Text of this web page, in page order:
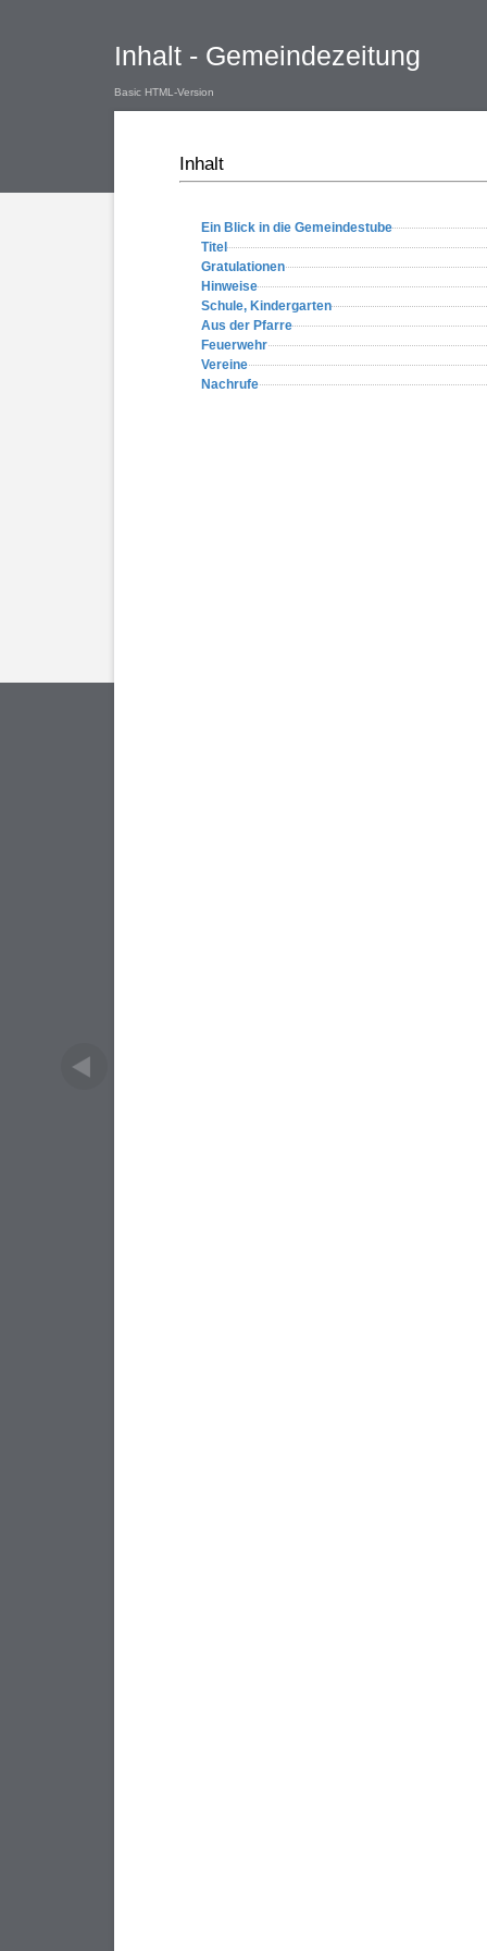
Inhalt - Gemeindezeitung
Basic HTML-Version
Inhalt
Ein Blick in die Gemeindestube
Titel
Gratulationen
Hinweise
Schule, Kindergarten
Aus der Pfarre
Feuerwehr
Vereine
Nachrufe